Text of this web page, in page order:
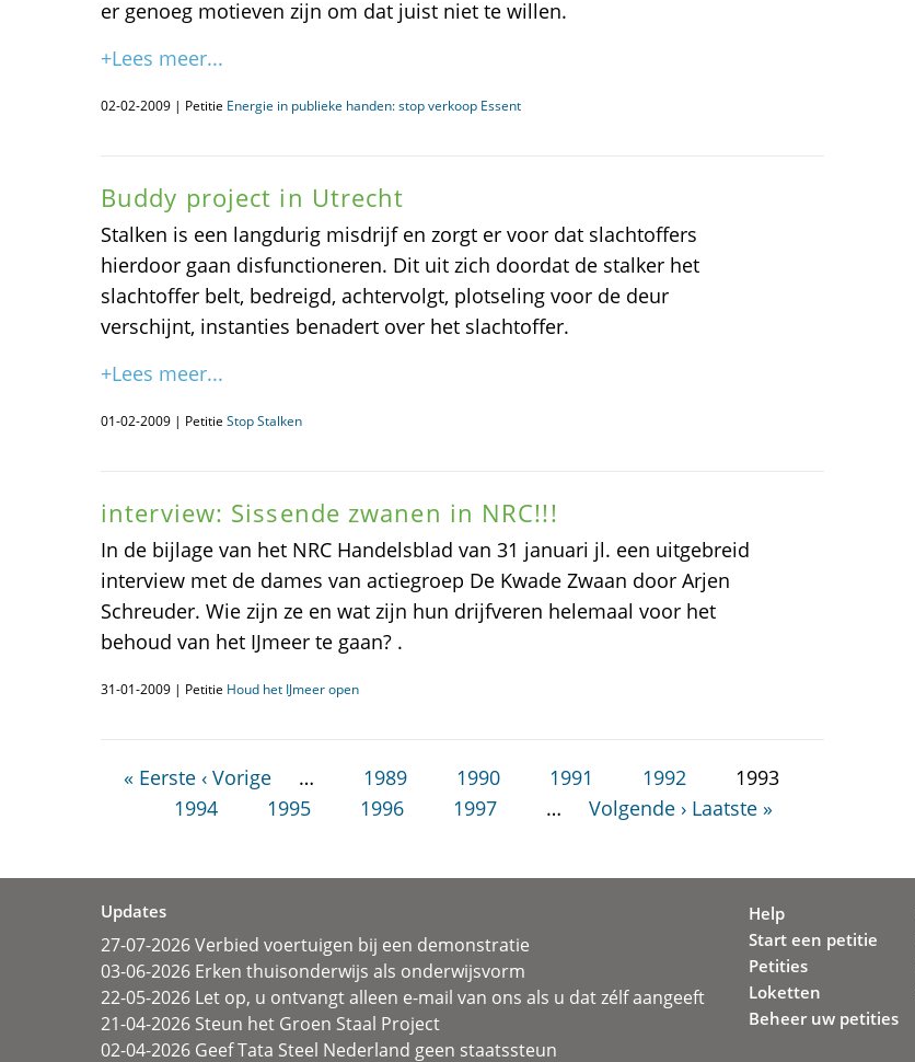
er genoeg motieven zijn om dat juist niet te willen.
+Lees meer...
02-02-2009 | Petitie Energie in publieke handen: stop verkoop Essent
Buddy project in Utrecht
Stalken is een langdurig misdrijf en zorgt er voor dat slachtoffers
hierdoor gaan disfunctioneren. Dit uit zich doordat de stalker het
slachtoffer belt, bedreigd, achtervolgt, plotseling voor de deur
verschijnt, instanties benadert over het slachtoffer.
+Lees meer...
01-02-2009 | Petitie Stop Stalken
interview: Sissende zwanen in NRC!!!
In de bijlage van het NRC Handelsblad van 31 januari jl. een uitgebreid
interview met de dames van actiegroep De Kwade Zwaan door Arjen
Schreuder. Wie zijn ze en wat zijn hun drijfveren helemaal voor het
behoud van het IJmeer te gaan? .
31-01-2009 | Petitie Houd het IJmeer open
« Eerste ‹ Vorige … 1989 1990 1991 1992
1993
1994
1995 1996 1997 … Volgende › Laatste »
Updates
27-07-2026 Verbied voertuigen bij een demonstratie
03-06-2026 Erken thuisonderwijs als onderwijsvorm
22-05-2026 Let op, u ontvangt alleen e-mail van ons als u dat zélf aangeeft
21-04-2026 Steun het Groen Staal Project
02-04-2026 Geef Tata Steel Nederland geen staatssteun
Help
Start een petitie
Petities
Loketten
Beheer uw petities